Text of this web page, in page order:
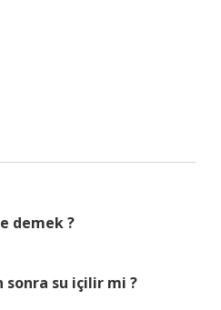
demek ?
sonra su içilir mi ?